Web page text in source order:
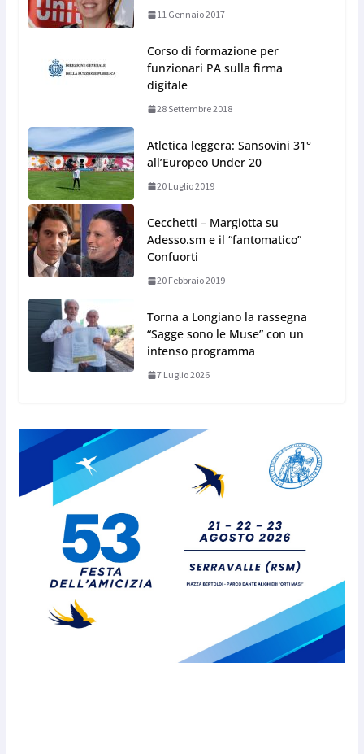
11 Gennaio 2017
Corso di formazione per
funzionari PA sulla firma
digitale
28 Settembre 2018
Atletica leggera: Sansovini 31°
all’Europeo Under 20
20 Luglio 2019
Cecchetti – Margiotta su
Adesso.sm e il “fantomatico”
Confuorti
20 Febbraio 2019
Torna a Longiano la rassegna
“Sagge sono le Muse” con un
intenso programma
7 Luglio 2026